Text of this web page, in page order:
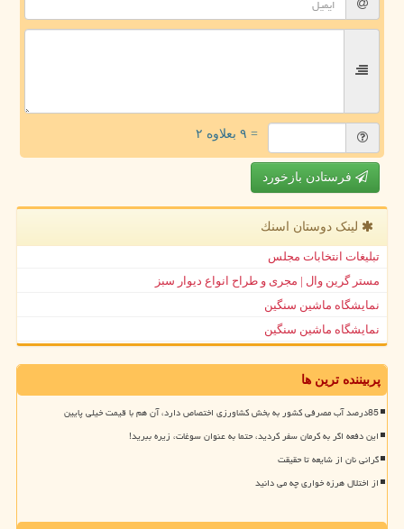
= ۹ بعلاوه ۲
فرستادن بازخورد
لینک دوستان اسنك
تبلیغات انتخابات مجلس
مستر گرین وال | مجری و طراح انواع دیوار سبز
نمایشگاه ماشین سنگین
نمایشگاه ماشین سنگین
پربیننده ترین ها
85درصد آب مصرفی کشور به بخش کشاورزی اختصاص دارد، آن هم با قیمت خیلی پایین
این دفعه اگر به کرمان سفر کردید، حتما به عنوان سوغات، زیره ببرید!
گرانی نان از شایعه تا حقیقت
از اختلال هرزه خواری چه می دانید